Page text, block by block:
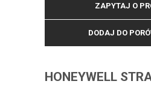
ZAPYTAJ O
DODAJ DO
HONEYWELL